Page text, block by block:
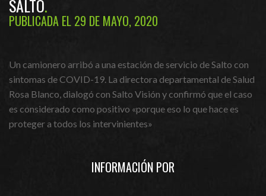
SALTO
PUBLICADA EL 29 DE MAYO, 2020
Un camionero arribó a una estación de servicio de Salto con
sintomas de COVID-19. La directora departamental de Salud
Rosa Blanco, dialogó con Salto Visión y confirmó que el caso
es considerado como positivo «porque eso lo que hace es
proteger a todos los intervinientes»
INFORMACIÓN POR